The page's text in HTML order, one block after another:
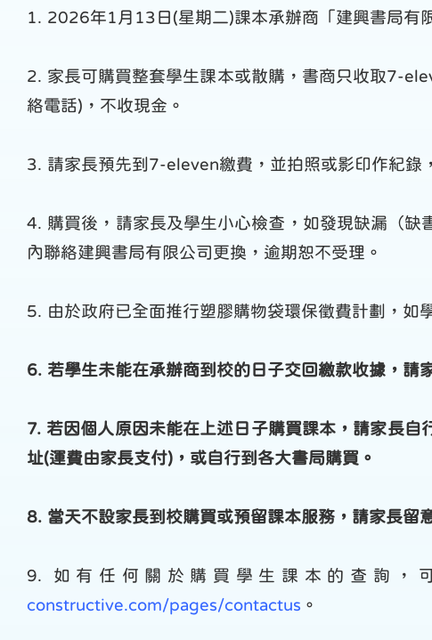
1. 2026年1月13日(星期二)課本承辦商「建興書局有
2. 家長可購買整套學生課本或散購，書商只收取7-
絡電話)，不收現金。
3. 請家長預先到7-eleven繳費，並拍照或影印作紀錄
4. 購買後，請家長及學生小心檢查，如發現缺漏（
內聯絡建興書局有限公司更換，逾期恕不受理。
5. 由於政府已全面推行塑膠購物袋環保徵費計劃，如
6. 若學生未能在承辦商到校的日子交回繳款收據，請
7. 若因個人原因未能在上述日子購買課本，請家長
址(運費由家長支付)，或自行到各大書局購買。
8. 當天不設家長到校購買或預留課本服務，請家長留
9. 如有任何關於購買學生課本的查詢，
constructive.com/pages/contactus 。